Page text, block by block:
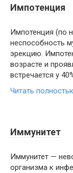
Импотенция
Импотенция (по
неспособность
эрекцию.
возрасте и
встречается у
Читать
Иммунитет
Иммунитет —
организма к